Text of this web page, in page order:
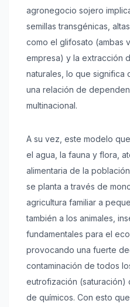
agronegocio sojero
semillas transgénicas,
como el glifosato (ambas
empresa) y la extracción
naturales, lo que
una relación de
multinacional.
A su vez, este modelo
el agua, la fauna y flora,
alimentaria de la
se planta a través de
agricultura familiar a
también a los animales,
fundamentales para el
provocando una fuerte
contaminación de todos
eutrofización (saturación)
de químicos. Con esto